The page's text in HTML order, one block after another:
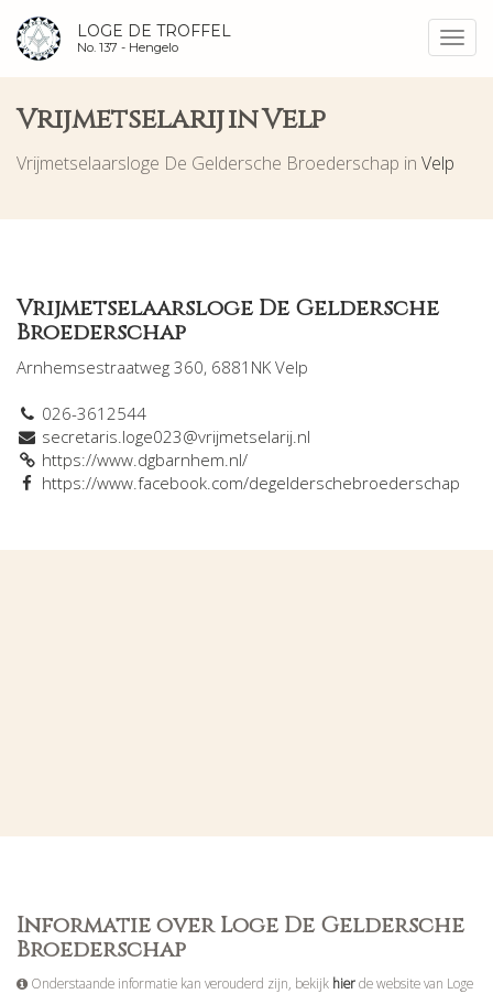
LOGE DE TROFFEL
No. 137 - Hengelo
Vrijmetselarij in Velp
Vrijmetselaarsloge De Geldersche Broederschap in Velp
Vrijmetselaarsloge De Geldersche
Broederschap
Arnhemsestraatweg 360, 6881NK Velp
026-3612544
secretaris.loge023@vrijmetselarij.nl
https://www.dgbarnhem.nl/
https://www.facebook.com/degelderschebroederschap
Informatie over Loge De Geldersche
Broederschap
Onderstaande informatie kan verouderd zijn, bekijk hierde website van Loge